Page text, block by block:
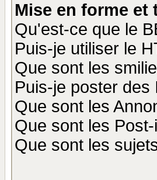
Mise en forme et
Qu'est-ce que le
Puis-je utiliser le
Que sont les
Puis-je poster des
Que sont les
Que sont les Post-
Que sont les